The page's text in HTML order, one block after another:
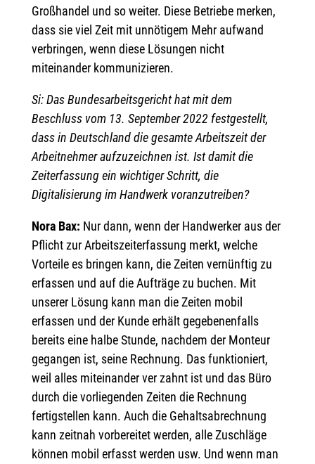
Großhandel und so weiter. Diese Betriebe merken,
dass sie viel Zeit mit unnötigem Mehr aufwand
verbringen, wenn diese Lösungen nicht
miteinander kommunizieren.
Si: Das Bundesarbeitsgericht hat mit dem
Beschluss vom 13. September 2022 festgestellt,
dass in Deutschland die gesamte Arbeitszeit der
Arbeitnehmer aufzuzeichnen ist. Ist damit die
Zeiterfassung ein wichtiger Schritt, die
Digitalisierung im Handwerk voranzutreiben?
Nora Bax: Nur dann, wenn der Handwerker aus der
Pflicht zur Arbeitszeiterfassung merkt, welche
Vorteile es bringen kann, die Zeiten vernünftig zu
erfassen und auf die Aufträge zu buchen. Mit
unserer Lösung kann man die Zeiten mobil
erfassen und der Kunde erhält gegebenenfalls
bereits eine halbe Stunde, nachdem der Monteur
gegangen ist, seine Rechnung. Das funktioniert,
weil alles miteinander ver zahnt ist und das Büro
durch die vorliegenden Zeiten die Rechnung
fertigstellen kann. Auch die Gehaltsabrechnung
kann zeitnah vorbereitet werden, alle Zuschläge
können mobil erfasst werden usw. Und wenn man